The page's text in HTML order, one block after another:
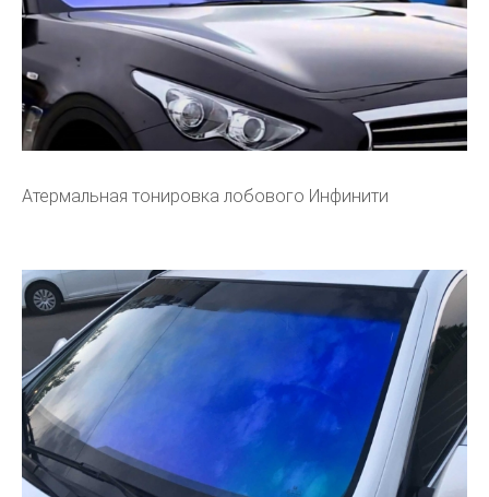
Атермальная тонировка лобового Инфинити